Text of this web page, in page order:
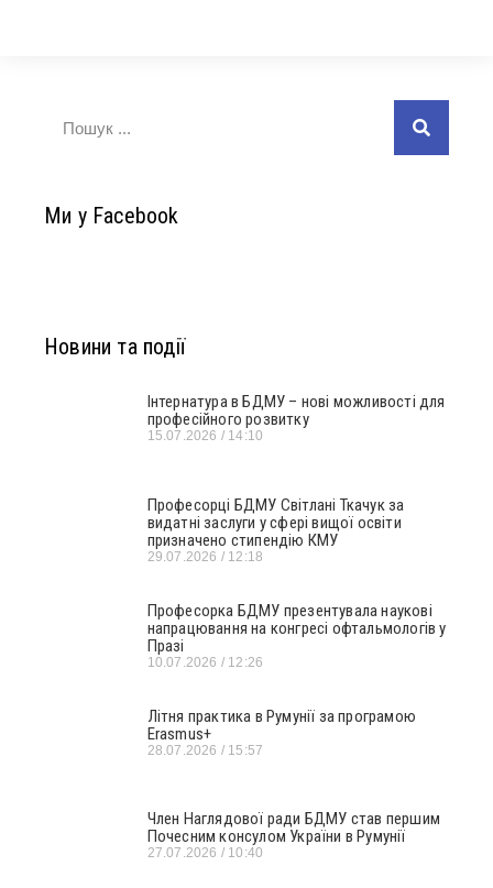
Ми у Facebook
Новини та події
Інтернатура в БДМУ – нові можливості для
професійного розвитку
15.07.2026 14:10
Професорці БДМУ Світлані Ткачук за
видатні заслуги у сфері вищої освіти
призначено стипендію КМУ
29.07.2026 12:18
Професорка БДМУ презентувала наукові
напрацювання на конгресі офтальмологів у
Празі
10.07.2026 12:26
Літня практика в Румунії за програмою
Erasmus+
28.07.2026 15:57
Член Наглядової ради БДМУ став першим
Почесним консулом України в Румунії
27.07.2026 10:40